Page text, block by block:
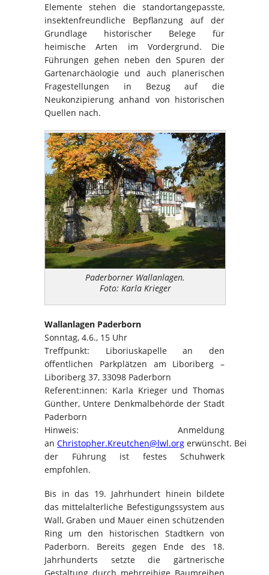
Elemente stehen die standortangepasste,
insektenfreundliche Bepflanzung auf der
Grundlage historischer Belege für
heimische Arten im Vordergrund. Die
Führungen gehen neben den Spuren der
Gartenarchäologie und auch planerischen
Fragestellungen in Bezug auf die
Neukonzipierung anhand von historischen
Quellen nach.
Paderborner Wallanlagen.
Foto: Karla Krieger
Wallanlagen Paderborn
Sonntag, 4.6., 15 Uhr
Treffpunkt: Liboriuskapelle an den
öffentlichen Parkplätzen am Liboriberg –
Liboriberg 37, 33098 Paderborn
Referent:innen: Karla Krieger und Thomas
Günther, Untere Denkmalbehörde der Stadt
Paderborn
Hinweis: Anmeldung
an Christopher.Kreutchen@lwl.org erwünscht. Bei
der Führung ist festes Schuhwerk
empfohlen.
Bis in das 19. Jahrhundert hinein bildete
das mittelalterliche Befestigungssystem aus
Wall, Graben und Mauer einen schützenden
Ring um den historischen Stadtkern von
Paderborn. Bereits gegen Ende des 18.
Jahrhunderts setzte die gärtnerische
Gestaltung durch mehrreihige Baumreihen